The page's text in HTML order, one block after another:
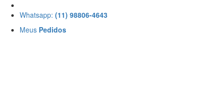
Whatsapp: (11) 98806-4643
Meus Pedidos